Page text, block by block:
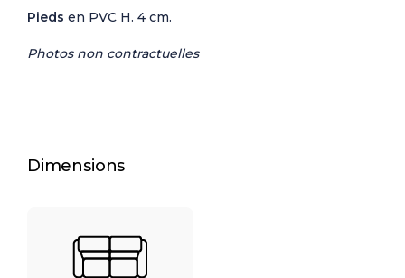
Pieds en PVC H. 4 cm.
Photos non contractuelles
Dimensions